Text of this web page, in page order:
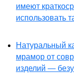
имеют
использовать
Натуральный
мрамор от
изделий —